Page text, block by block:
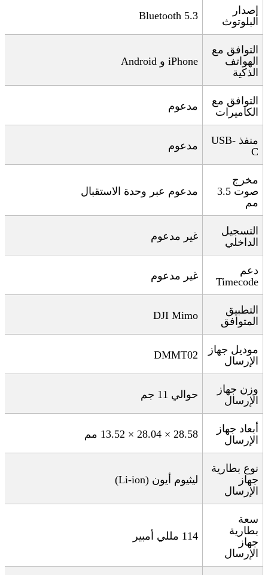
إصدار
البلوتوث
Bluetooth 5.3
التوافق مع
الهواتف
الذكية
Android و iPhone
التوافق مع
الكاميرات
مدعوم
منفذ USB-
C
مدعوم
مخرج
صوت 3.5
مم
مدعوم عبر وحدة الاستقبال
التسجيل
الداخلي
غير مدعوم
دعم
Timecode
غير مدعوم
التطبيق
المتوافق
DJI Mimo
موديل جهاز
الإرسال
DMMT02
وزن جهاز
الإرسال
حوالي 11 جم
أبعاد جهاز
الإرسال
28.58 × 28.04 × 13.52 مم
نوع بطارية
جهاز
الإرسال
ليثيوم أيون (Li-ion)
سعة
بطارية
جهاز
الإرسال
114 مللي أمبير